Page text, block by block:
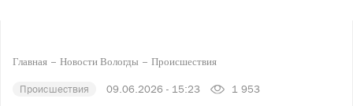
Главная Новости Вологды Происшествия
Происшествия 09.06.2026 - 15:23 1 953